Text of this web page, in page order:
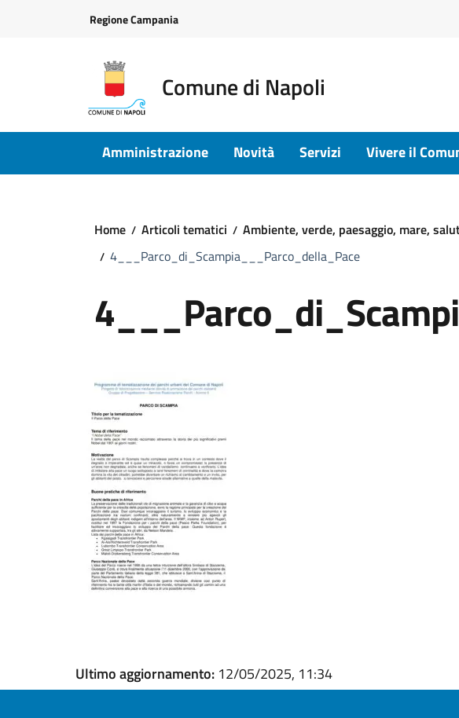
Regione Campania
Comune di Napoli
Amministrazione Novità Servizi Vivere il
Home Articoli tematici Ambiente, verde, paesaggio, mare,
4___Parco_di_Scampia___Parco_della_Pace
Ultimo aggiornamento: 12/05/2025, 11:34